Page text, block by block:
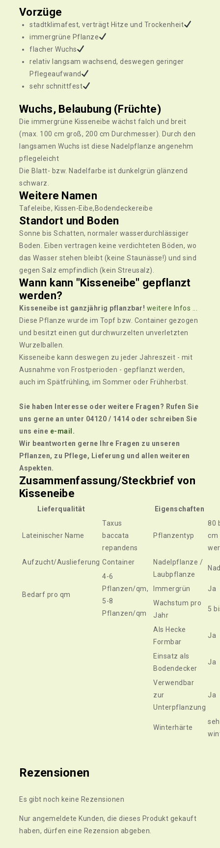
Vorzüge
stadtklimafest, verträgt Hitze und Trockenheit
immergrüne Pflanze
flacher Wuchs
relativ langsam wachsend, deswegen geringer
Pflegeaufwand
sehr schnittfest
Wuchs, Belaubung (Früchte)
Die immergrüne Kisseneibe wächst falch und breit
(max. 100 cm groß, 200 cm Durchmesser). Durch den
langsamen Wuchs ist diese Nadelpflanze angenehm
pflegeleicht
Die Blatt- bzw. Nadelfarbe ist dunkelgrün glänzend
schwarz.
Weitere Namen
Tafeleibe, Kissen-Eibe,Bodendeckereibe
Standort und Boden
Sonne bis Schatten, normaler wasserdurchlässiger
Boden. Eiben vertragen keine verdichteten Böden, wo
das Wasser stehen bleibt (keine Staunässe!) und sind
gegen Salz empfindlich (kein Streusalz).
Wann kann "Kisseneibe" gepflanzt
werden?
Kisseneibe ist ganzjährig pflanzbar! weitere Infos ...
Diese Pflanze wurde im Topf bzw. Container gezogen
und besitzt einen gut durchwurzelten unverletzten
Wurzelballen.
Kisseneibe kann deswegen zu jeder Jahreszeit - mit
Ausnahme von Frostperioden - gepflanzt werden,
auch im Spätfrühling, im Sommer oder Frühherbst.
Sie haben Interesse oder weitere Fragen? Rufen Sie
uns gerne an unter 04120 / 1414 oder schreiben Sie
uns eine e-mail.
Wir beantworten gerne Ihre Fragen zu unseren
Pflanzen, zu Pflege, Lieferung und allen weiteren
Aspekten.
Zusammenfassung/Steckbrief von
Kisseneibe
Lieferqualität
Lateinischer Name
Taxus
baccata
repandens
Aufzucht/Auslieferung Container
Bedarf pro qm
4-6
Pflanzen/qm,
5-8
Pflanzen/qm
Eigenschaften
Pflanzentyp
80
cm
Nadelpflanze /
Laubpflanze
Immergrün
Ja
Wachstum pro
Jahr
5
Als Hecke
Formbar
Ja
Einsatz als
Bodendecker
Ja
Verwendbar
zur
Unterpflanzung
Ja
Winterhärte
Rezensionen
Es gibt noch keine Rezensionen
Nur angemeldete Kunden, die dieses Produkt gekauft
haben, dürfen eine Rezension abgeben.